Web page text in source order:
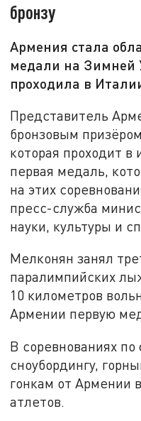
бронзу
Армения стала
медали на Зимней
проходила в
Представитель
бронзовым
которая проходит в
первая медаль,
на этих
пресс-служба
науки, культуры и
Мелконян занял
паралимпийских
10 километров
Армении первую
В соревнованиях
сноубордингу,
гонкам от Армении
атлетов.